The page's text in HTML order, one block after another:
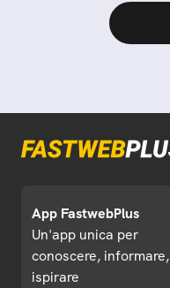
App FastwebPlus
Un'app unica per
conoscere, informare,
ispirare